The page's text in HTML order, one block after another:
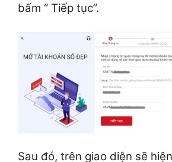
bấm “ Tiếp tục”.
Sau đó, trên giao diện sẽ